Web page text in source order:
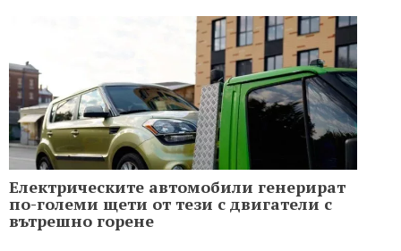
Електрическите автомобили генерират
по-големи щети от тези с двигатели с
вътрешно горене